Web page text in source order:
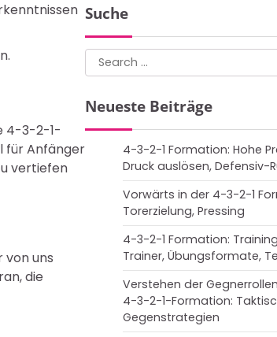
4-3-2-1-
für Anfänger
vertiefen
uns
die
Suche
Search
for:
Neueste Beiträge
4-3-2-1 Formation: Hohe
Druck auslösen, Defensiv-
Vorwärts in der 4-3-2-1
Torerzielung, Pressing
4-3-2-1 Formation:
Trainer, Übungsformate,
Verstehen der
4-3-2-1-Formation:
Gegenstrategien